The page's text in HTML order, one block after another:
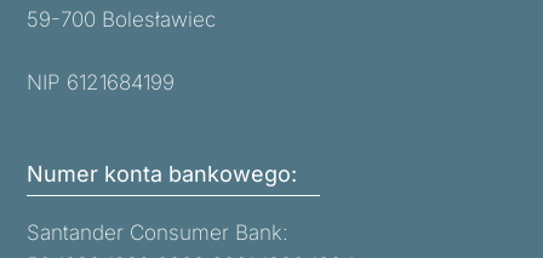
59-700 Bolesławiec
NIP 6121684199
Numer konta bankowego:
Santander Consumer Bank: